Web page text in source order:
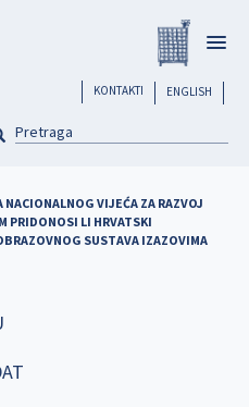
ENGLISH
header
KONTAKTI
VIJEĆA ZA RAZVOJ
PRIDONOSI LI HRVATSKI
SUSTAVA IZAZOVIMA